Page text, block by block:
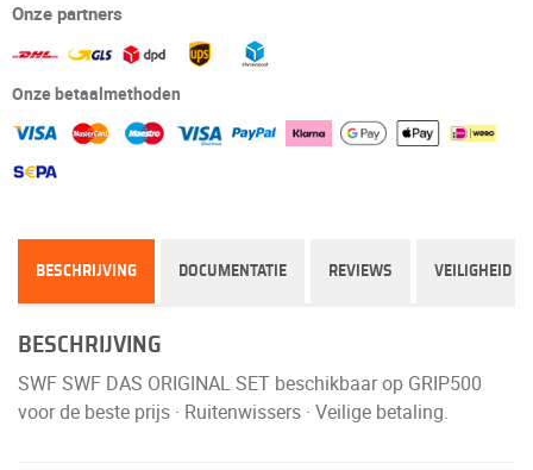
Onze partners
Onze betaalmethoden
BESCHRIJVING DOCUMENTATIE REVIEWS VEILIGHEID
BESCHRIJVING
SWF SWF DAS ORIGINAL SET beschikbaar op GRIP500
voor de beste prijs · Ruitenwissers · Veilige betaling.